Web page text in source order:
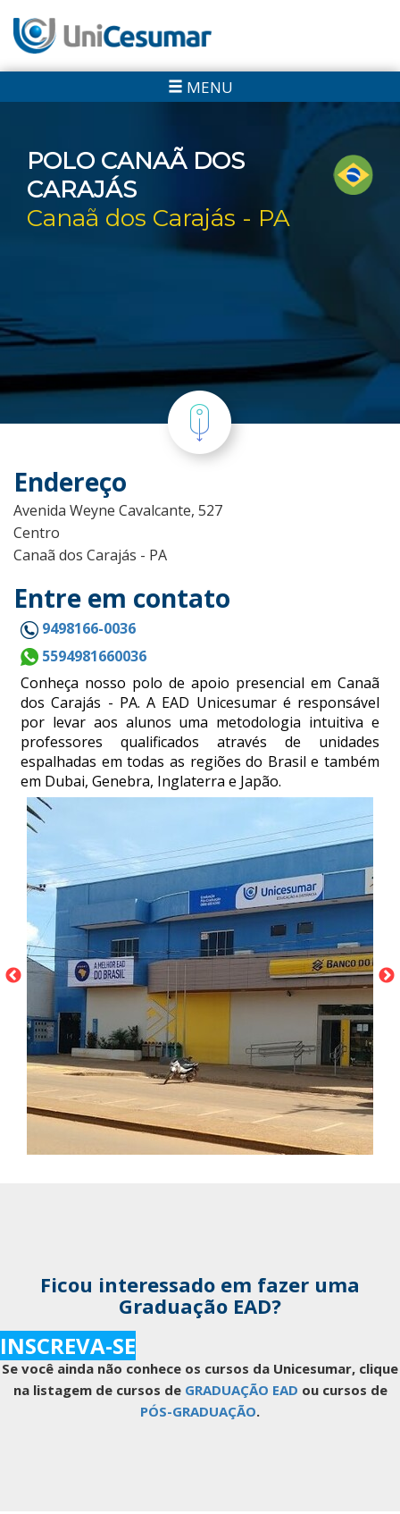
MENU
POLO CANAÃ DOS
CARAJÁS
Canaã dos Carajás - PA
Endereço
Avenida Weyne Cavalcante, 527
Centro
Canaã dos Carajás - PA
Entre em contato
9498166-0036
5594981660036
Conheça nosso polo de apoio presencial em Canaã
dos Carajás - PA. A EAD Unicesumar é responsável
por levar aos alunos uma metodologia intuitiva e
professores qualificados através de unidades
espalhadas em todas as regiões do Brasil e também
em Dubai, Genebra, Inglaterra e Japão.
Ficou interessado em fazer uma
Graduação EAD?
INSCREVA-SE
Se você ainda não conhece os cursos da Unicesumar, clique
na listagem de cursos de GRADUAÇÃO EAD ou cursos de
PÓS-GRADUAÇÃO.